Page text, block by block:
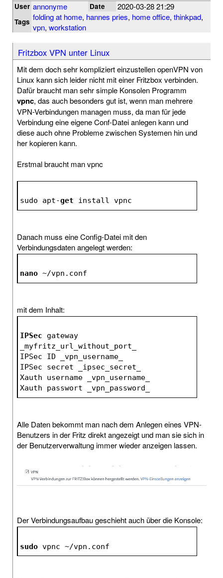
User annonyme Date 2020-03-28 21:29
Tags folding at home, hannes pries, home office, thinkpad,
vpn, workstation
Fritzbox VPN unter Linux
Mit dem doch sehr kompliziert einzustellen openVPN von
Linux kann sich leider nicht mit einer Fritzbox verbinden.
Dafür braucht man sehr simple Konsolen Programm
vpnc, das auch besonders gut ist, wenn man mehrere
VPN-Verbindungen managen muss, da man für jede
Verbindung eine eigene Conf-Datei anlegen kann und
diese auch ohne Probleme zwischen Systemen hin und
her kopieren kann.
Erstmal braucht man vpnc
sudo apt-get install vpnc
Danach muss eine Config-Datei mit den
Verbindungsdaten angelegt werden:
nano ~/vpn.conf
mit dem Inhalt:
IPSec gateway
_myfritz_url_without_port_
IPSec ID _vpn_username_
IPSec secret _ipsec_secret_
Xauth username _vpn_username_
Xauth passwort _vpn_password_
Alle Daten bekommt man nach dem Anlegen eines VPN-
Benutzers in der Fritz direkt angezeigt und man sie sich in
der Benutzerverwaltung immer wieder anzeigen lassen.
Der Verbindungsaufbau geschieht auch über die Konsole:
sudo vpnc ~/vpn.conf